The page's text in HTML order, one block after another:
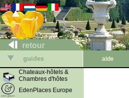
retour
guides aide
Chateaux-hôtels &
Chambres d'hôtes
EdenPlaces Europe